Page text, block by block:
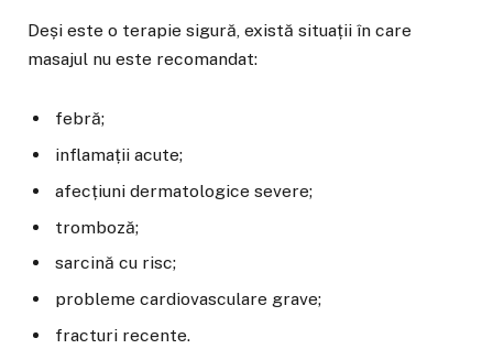
Deși este o terapie sigură, există situații în care
masajul nu este recomandat:
febră;
inflamații acute;
afecțiuni dermatologice severe;
tromboză;
sarcină cu risc;
probleme cardiovasculare grave;
fracturi recente.